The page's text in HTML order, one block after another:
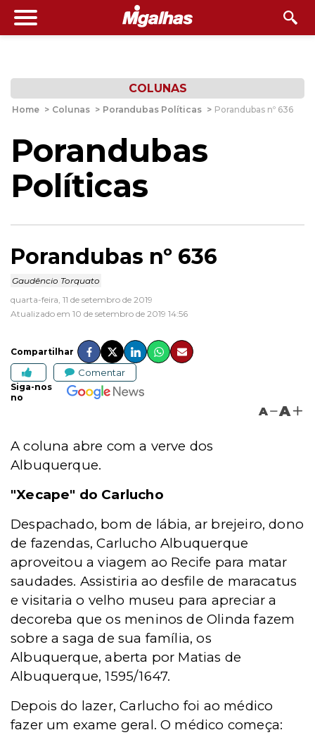
COLUNAS
Home > Colunas > Porandubas Políticas > Porandubas nº 636
Porandubas
Políticas
Porandubas nº 636
Gaudêncio Torquato
quarta-feira, 11 de setembro de 2019
Atualizado em 10 de setembro de 2019 14:56
Compartilhar
Comentar
Siga-nos
no
A A
A coluna abre com a verve dos
Albuquerque.
"Xecape" do Carlucho
Despachado, bom de lábia, ar brejeiro, dono
de fazendas, Carlucho Albuquerque
aproveitou a viagem ao Recife para matar
saudades. Assistiria ao desfile de maracatus
e visitaria o velho museu para apreciar a
decoreba que os meninos de Olinda fazem
sobre a saga de sua família, os
Albuquerque, aberta por Matias de
Albuquerque, 1595/1647.
Depois do lazer, Carlucho foi ao médico
fazer um exame geral. O médico começa: